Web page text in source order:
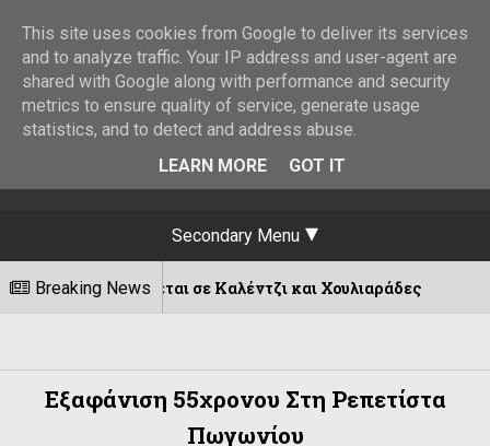
Secondary Menu
Breaking News
σε Καλέντζι και Χουλιαράδες
Εξαφάνιση 55χρονου Στη Ρεπετίστα
Πωγωνίου
This site uses cookies from Google to deliver its services
and to analyze traffic. Your IP address and user-agent are
shared with Google along with performance and security
metrics to ensure quality of service, generate usage
statistics, and to detect and address abuse.
LEARN MORE
GOT IT